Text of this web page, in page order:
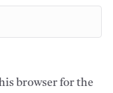
browser for the